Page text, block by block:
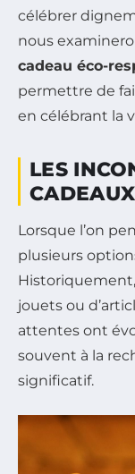
célébrer
nous
cadeau éco-
permettre de
en célébrant la
LES
Lorsque l’on
plusieurs
jouets ou
attentes ont
souvent à la
significatif.